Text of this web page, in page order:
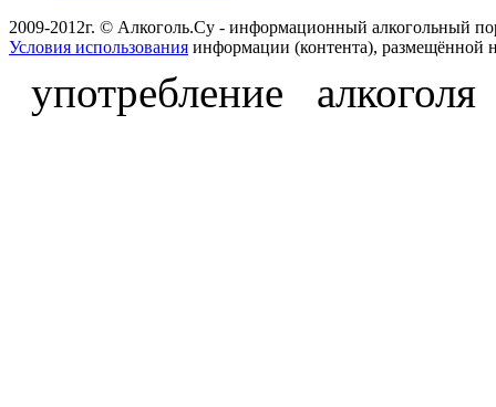
2009-2012г. © Алкоголь.Су - информационный алкогольный
Условия использования информации (контента), размещённой
употребление